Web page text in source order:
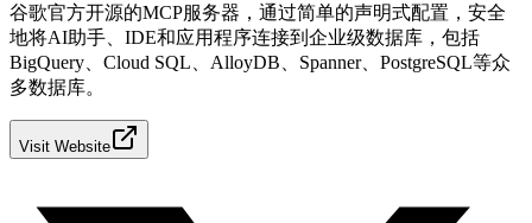
谷歌官方开源的MCP服务器，通过简单的声明式配置，安全
地将AI助手、IDE和应用程序连接到企业级数据库，包括
BigQuery、Cloud SQL、AlloyDB、Spanner、PostgreSQL等众
多数据库。
Visit Website